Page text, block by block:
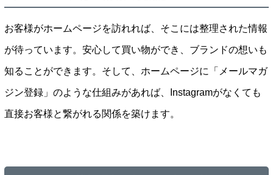
お客様がホームページを訪れれば、そこには整理された情報
が待っています。安心して買い物ができ、ブランドの想いも
知ることができます。そして、ホームページに「メールマガ
ジン登録」のような仕組みがあれば、Instagramがなくても
直接お客様と繋がれる関係を築けます。